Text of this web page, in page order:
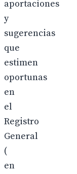
aportaciones
y
sugerencias
que
estimen
oportunas
en
el
Registro
General
(
en